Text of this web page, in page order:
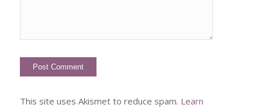
This site uses Akismet to reduce spam. Learn